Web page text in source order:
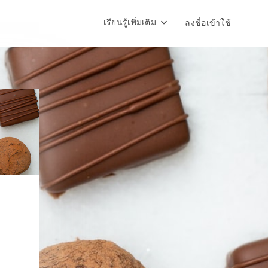
เรียนรู้เพิ่มเติม ลงชื่อเข้าใช้